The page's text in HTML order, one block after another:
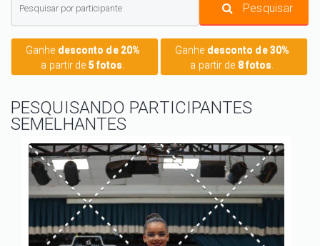
Pesquisar
Ganhe desconto de 20%
a partir de 5 fotos
Ganhe desconto de 30%
a partir de 8 fotos
PESQUISANDO PARTICIPANTES
SEMELHANTES